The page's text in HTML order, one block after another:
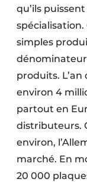
qu’ils
spécialisation.
simples
produits.
environ 4
partout en
distributeurs.
environ,
marché. En
20 000